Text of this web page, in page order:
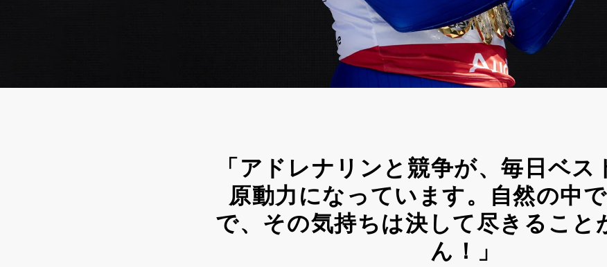
「アドレナリンと競争が、毎日ベス
原動力になっています。自然の中
で、その気持ちは決して尽きること
ん！」